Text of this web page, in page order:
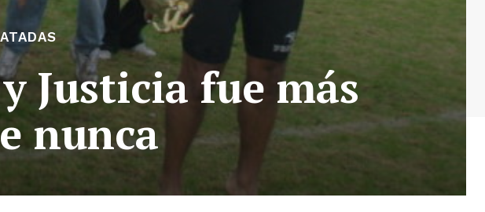
Justicia fue más
nunca